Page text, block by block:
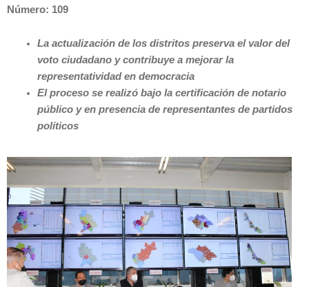
Número: 109
La actualización de los distritos preserva el valor del
voto ciudadano y contribuye a mejorar la
representatividad en democracia
El proceso se realizó bajo la certificación de notario
público y en presencia de representantes de partidos
políticos